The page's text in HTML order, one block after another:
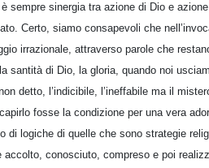
sempre sinergia tra azione di Dio e
Certo, siamo consapevoli che
irrazionale, attraverso parole che
santità di Dio, la gloria, quando noi
detto, l’indicibile, l’ineffabile ma il
fosse la condizione per una vera
di logiche di quelle che sono strategie
conosciuto, compreso e poi